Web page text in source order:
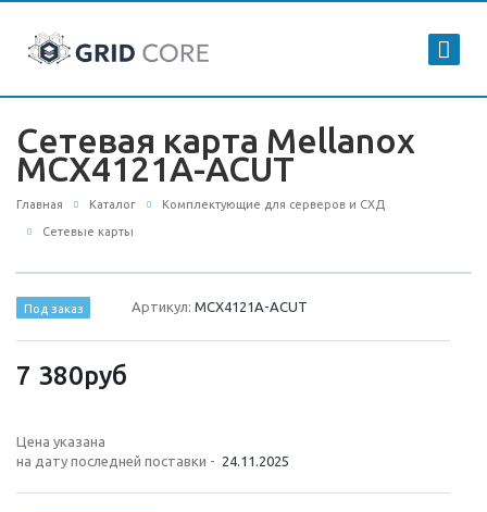
Сетевая карта Mellanox
MCX4121A-ACUT
Главная Каталог Комплектующие для серверов и СХД
Сетевые карты
Под заказ Артикул:MCX4121A-ACUT
7 380руб
Цена указана
на дату последней поставки - 24.11.2025